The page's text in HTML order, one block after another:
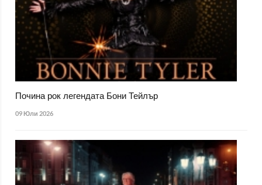
Почина рок легендата Бони Тейлър
09 Юли 2026